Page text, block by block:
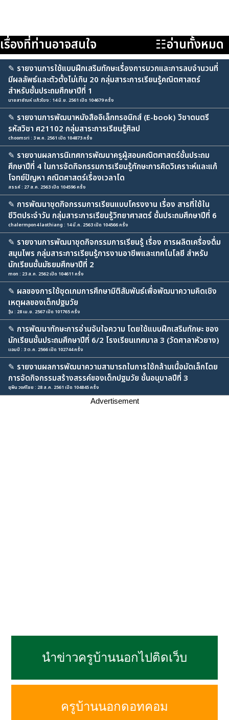
เรื่องที่ท่านอาจสนใจ ☷อ่านทั้งหมด
✎ รายงานการใช้แบบฝึกเสริมทักษะเรื่องการบวกและการลบจำนวนที่
มีผลลัพธ์และตัวตั้งไม่เกิน 20 กลุ่มสาระการเรียนรู้คณิตศาสตร์
สำหรับชั้นประถมศึกษาปีที่ 1
นายสายัณห์ แก้วโขง : 14 มิ.ย. 2561 เปิด 104679 ครั้ง
✎ รายงานการพัฒนาหนังสืออิเล็กทรอนิกส์ (E-book) วิชาดนตรี
รหัสวิชา ศ21102 กลุ่มสาระการเรียนรู้ศิลป
choomsri : 3 พ.ค. 2561 เปิด 104873 ครั้ง
✎ รายงานผลการนิเทศการพัฒนาครูผู้สอนคณิตศาสตร์ชั้นประถม
ศึกษาปีที่ 4 ในการจัดกิจกรรมการเรียนรู้ทักษะการคิดวิเคราะห์และแก้
โจทย์ปัญหา คณิตศาสตร์เรื่องเวลาโด
สรรค์ : 27 ส.ค. 2563 เปิด 104596 ครั้ง
✎ การพัฒนาชุดกิจกรรมการเรียนแบบโครงงาน เรื่อง สารที่ใช้ใน
ชีวิตประจำวัน กลุ่มสาระการเรียนรู้วิทยาศาสตร์ ชั้นประถมศึกษาปีที่ 6
chalermpon4 laothiang : 14 มี.ค. 2563 เปิด 104566 ครั้ง
✎ รายงานการพัฒนาชุดกิจกรรมการเรียนรู้ เรื่อง การผลิตเครื่องดื่ม
สมุนไพร กลุ่มสาระการเรียนรู้การงานอาชีพและเทคโนโลยี สำหรับ
นักเรียนชั้นมัธยมศึกษาปีที่ 2
mon : 23 ส.ค. 2562 เปิด 104611 ครั้ง
✎ ผลของการใช้ชุดเกมการศึกษามิติสัมพันธ์เพื่อพัฒนาความคิดเชิง
เหตุผลของเด็กปฐมวัย
วุ้น : 28 เม.ย. 2567 เปิด 101765 ครั้ง
✎ การพัฒนาทักษะการอ่านจับใจความ โดยใช้แบบฝึกเสริมทักษะ ของ
นักเรียนชั้นประถมศึกษาปีที่ 6/2 โรงเรียนเทศบาล 3 (วัดศาลาหัวยาง)
แอมป์ : 3 ต.ค. 2566 เปิด 102744 ครั้ง
✎ รายงานผลการพัฒนาความสามารถในการใช้กล้ามเนื้อมัดเล็กโดย
การจัดกิจกรรมสร้างสรรค์ของเด็กปฐมวัย ชั้นอนุบาลปีที่ 3
ยุพิน วงศ์ไชย : 28 ส.ค. 2561 เปิด 104845 ครั้ง
Advertisement
นำข่าวครูบ้านนอกไปติดเว็บ
ครูบ้านนอกดอทคอม